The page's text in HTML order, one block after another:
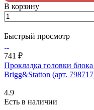
В корзину
Быстрый просмотр
741 ₽
Прокладка головки
Brigg&Statton (арт.
4.9
Есть в наличии